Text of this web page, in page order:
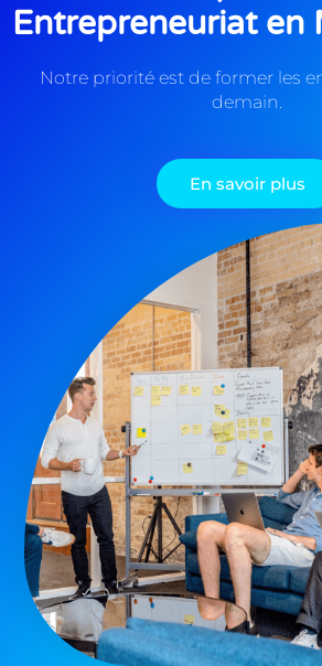
Entrepreneuriat en
Notre priorité est de former les
demain.
En savoir plus